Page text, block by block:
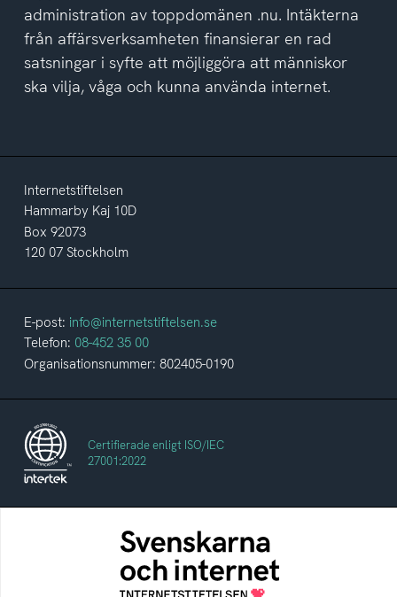
administration av toppdomänen .nu. Intäkterna
från affärsverksamheten finansierar en rad
satsningar i syfte att möjliggöra att människor
ska vilja, våga och kunna använda internet.
Internetstiftelsen
Hammarby Kaj 10D
Box 92073
120 07 Stockholm
E-post: info@internetstiftelsen.se
Telefon: 08-452 35 00
Organisationsnummer: 802405-0190
Certifierade enligt ISO/IEC
27001:2022
Svenskarna och internet
En årlig studie av svenska folkets
internetvanor